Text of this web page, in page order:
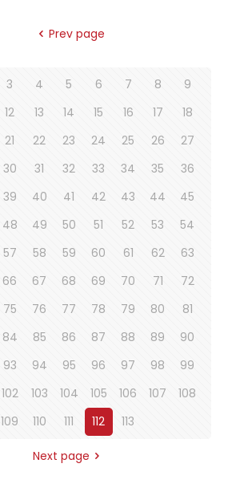
Prev page
3 4 5 6 7 8
9
12 13 14 15 16 17
18
21 22 23 24 25 26
27
30 31 32 33 34 35
36
39 40 41 42 43 44
45
48 49 50 51 52 53
54
57 58 59 60 61 62
63
66 67 68 69 70 71
72
75 76 77 78 79 80
81
84 85 86 87 88 89
90
93 94 95 96 97 98
99
102 103 104 105 106 107
108
109
110 111 112 113
Next page